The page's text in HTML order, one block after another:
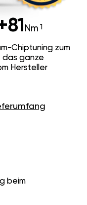
Nm
Chiptuning zum
das ganze
Hersteller
beim